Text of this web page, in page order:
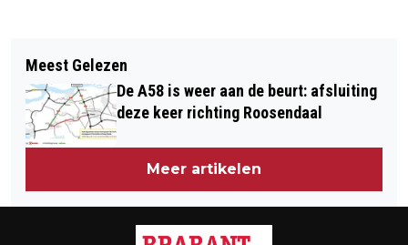
VUURZEE NA ENORME EXPLOSIE IN
WONING AAN DE LANGENHOF IN
OOSTERHOUT
SPOORLAAN TILBURG: GEWONDE EN
GROTE RAVAGE NA BOTSING DRIE
VOERTUIGEN
Meest Gelezen
De A58 is weer aan de beurt: afsluiting
deze keer richting Roosendaal
Meer artikelen